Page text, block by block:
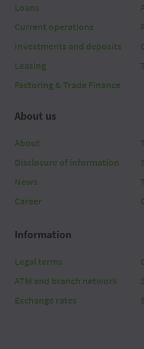
Loans
Current operations
Investments and deposits
Leasing
Factoring & Trade Finance
About us
About
Disclosure of information
News
Career
Information
Legal terms
ATM and branch network
Exchange rates